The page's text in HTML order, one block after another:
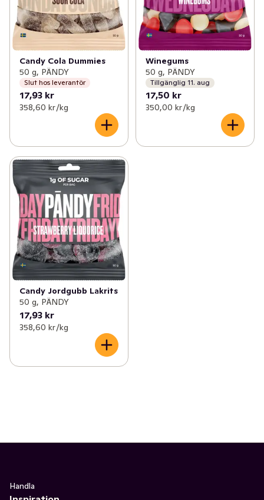
Candy Cola Dummies
50 g, PÄNDY
Slut hos leverantör
17,93 kr
358,60 kr /kg
Winegums
50 g, PÄNDY
Tillgänglig 11. aug
17,50 kr
350,00 kr /kg
Candy Jordgubb Lakrits
50 g, PÄNDY
17,93 kr
358,60 kr /kg
Handla